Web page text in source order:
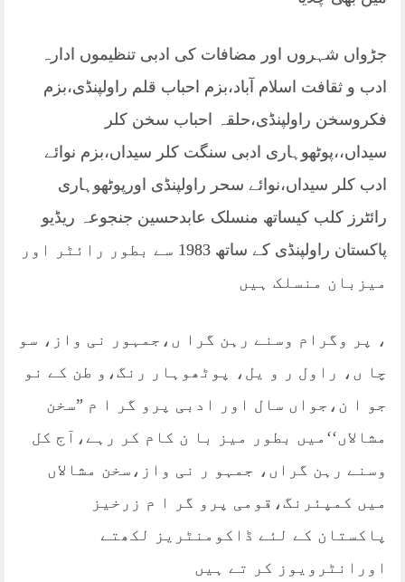
جڑواں شہروں اور مضافات کی ادبی تنظیموں ادارہ
ادب و ثقافت اسلام آباد،بزم احباب قلم راولپنڈی،بزم
فکروسخن راولپنڈی،حلقہ احباب سخن کلر
سیداں،،پوٹھوہاری ادبی سنگت کلر سیداں،بزم نوائے
ادب کلر سیداں،نوائے سحر راولپنڈی اورپوٹھوہاری
رائٹرز کلب کیساتھ منسلک عابدحسین جنجوعہ ریڈیو
پاکستان راولپنڈی کے ساتھ 1983 سے بطور رائٹر اور
میزبان منسلک ہیں
، پر وگرام وسنے رہن گرا ں،جمہور نی واز، سو
چا ں، راول ر و یل، پوٹھوہار رنگ،و طن کے نو
جو ا ن،جواں سال اور ادبی پرو گر ا م ”سخن
مشالاں‘‘میں بطور میز با ن کام کر رہے،آج کل
وسنے رہن گراں، جمہو ر نی واز،سخن مشالاں
میں کمپئرنگ،قومی پرو گر ا م زرخیز
پاکستان کے لئے ڈاکومنٹریز لکھتے
اورانٹرویوز کر تے ہیں